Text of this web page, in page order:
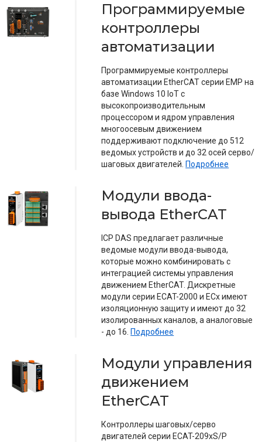
Программируемые
контроллеры
автоматизации
Программируемые контроллеры
автоматизации EtherCAT серии EMP на
базе Windows 10 IoT с
высокопроизводительным
процессором и ядром управления
многоосевым движением
поддерживают подключение до 512
ведомых устройств и до 32 осей серво/
шаговых двигателей. Подробнее
Модули ввода-
вывода EtherCAT
ICP DAS предлагает различные
ведомые модули ввода-вывода,
которые можно комбинировать с
интеграцией системы управления
движением EtherCAT. Дискретные
модули серии ECAT-2000 и ECx имеют
изоляционную защиту и имеют до 32
изолированных каналов, а аналоговые
- до 16. Подробнее
Модули управления
движением
EtherCAT
Контроллеры шаговых/серво
двигателей серии ECAT-209xS/P